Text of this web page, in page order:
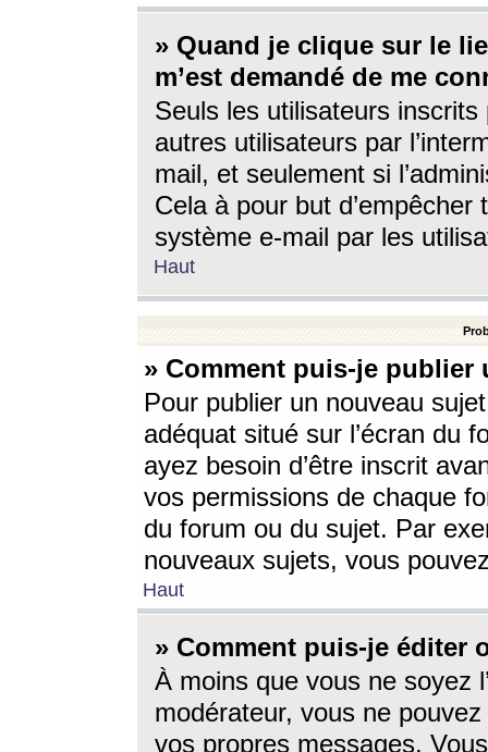
» Quand je clique sur le
m’est demandé de me
Seuls les utilisateurs
autres utilisateurs par
mail, et seulement si
Cela à pour but
système e-mail par les
Haut
» Comment puis-je
Pour publier un nouveau
adéquat situé sur l’écran du
ayez besoin d’être inscrit
vos permissions de chaque
du forum ou du sujet. Par
nouveaux sujets, vous
Haut
» Comment puis-je éditer
À moins que vous ne soyez
modérateur, vous ne
vos propres messages.